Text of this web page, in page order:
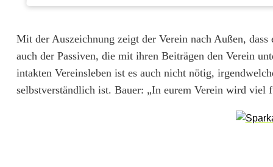
u
t
e
Mit der Auszeichnung zeigt der Verein nach Außen,
auch der Passiven, die mit ihren Beiträgen den Verein
intakten Vereinsleben ist es auch nicht nötig,
selbstverständlich ist. Bauer: „In eurem Verein wird